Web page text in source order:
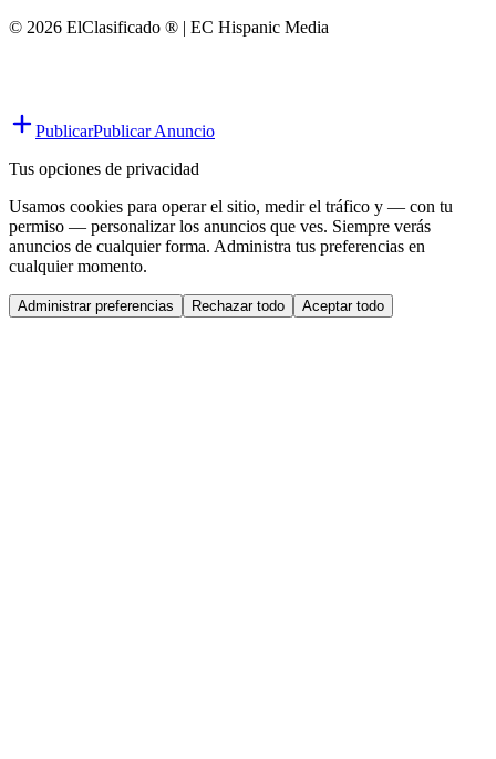
© 2026 ElClasificado ® | EC Hispanic Media
PublicarPublicar Anuncio
Tus opciones de privacidad
Usamos cookies para operar el sitio, medir el tráfico y — con tu
permiso — personalizar los anuncios que ves. Siempre verás
anuncios de cualquier forma. Administra tus preferencias en
cualquier momento.
Administrar preferencias Rechazar todo Aceptar todo